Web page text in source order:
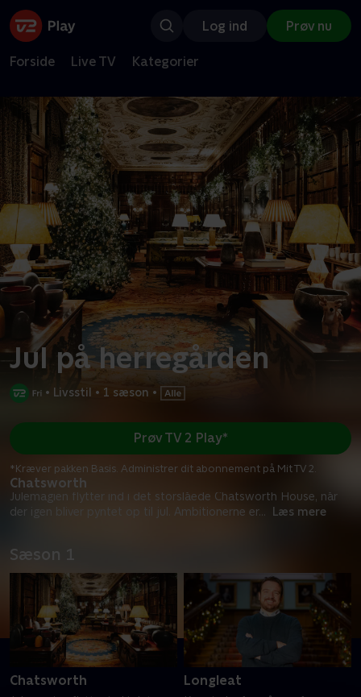
Log ind Prøv nu
Forside Live TV Kategorier
Jul på herregården
• Livsstil • 1 sæson •
Chatsworth
Julemagien flytter ind i det storslåede Chatsworth House, når
der igen bliver pyntet op til jul. Ambitionerne er... Læs mere
Prøv TV 2 Play*
*Kræver pakken Basis. Administrer dit abonnement på Mit TV 2.
Sæson 1
Chatsworth Longleat